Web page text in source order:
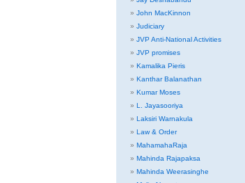
John MacKinnon
Judiciary
JVP Anti-National Activities
JVP promises
Kamalika Pieris
Kanthar Balanathan
Kumar Moses
L. Jayasooriya
Laksiri Warnakula
Law & Order
MahamahaRaja
Mahinda Rajapaksa
Mahinda Weerasinghe